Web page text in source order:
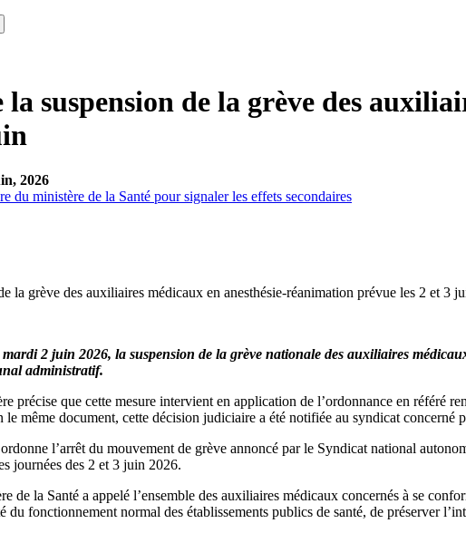
suspension de la grève des
2026
la grève des auxiliaires médicaux en anesthésie-réanimation prévue les 2 et 3
2 juin 2026, la suspension de la grève nationale des auxiliaires
administratif.
précise que cette mesure intervient en application de l’ordonnance en référé
même document, cette décision judiciaire a été notifiée au syndicat concerné
l’arrêt du mouvement de grève annoncé par le Syndicat national
journées des 2 et 3 juin 2026.
de la Santé a appelé l’ensemble des auxiliaires médicaux concernés à se
fonctionnement normal des établissements publics de santé, de préserver